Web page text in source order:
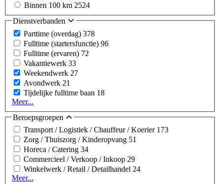
Binnen 100 km 2524
Dienstverbanden
Parttime (overdag) 378
Fulltime (startersfunctie) 96
Fulltime (ervaren) 72
Vakantiewerk 33
Weekendwerk 27
Avondwerk 21
Tijdelijke fulltime baan 18
Meer...
Beroepsgroepen
Transport / Logistiek / Chauffeur / Koerier 173
Zorg / Thuiszorg / Kinderopvang 51
Horeca / Catering 34
Commercieel / Verkoop / Inkoop 29
Winkelwerk / Retail / Detailhandel 24
Meer...